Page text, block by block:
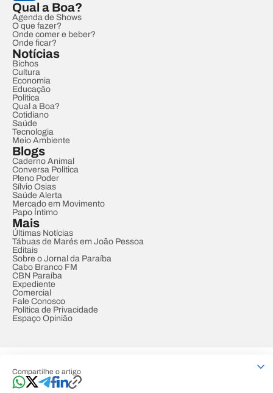
Compartilhe o artigo
Qual a Boa?
Agenda de Shows
O que fazer?
Onde comer e beber?
Onde ficar?
Notícias
Bichos
Cultura
Economia
Educação
Política
Qual a Boa?
Cotidiano
Saúde
Tecnologia
Meio Ambiente
Blogs
Caderno Animal
Conversa Política
Pleno Poder
Sílvio Osias
Saúde Alerta
Mercado em Movimento
Papo Íntimo
Mais
Últimas Notícias
Tábuas de Marés em João Pessoa
Editais
Sobre o Jornal da Paraíba
Cabo Branco FM
CBN Paraíba
Expediente
Comercial
Fale Conosco
Política de Privacidade
Espaço Opinião
Developed by Designed by